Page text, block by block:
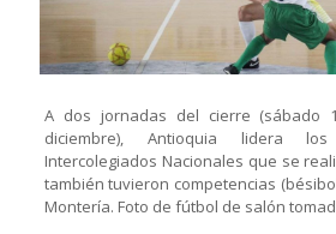
A dos jornadas del cierre (sábado
diciembre), Antioquia lidera
Intercolegiados Nacionales que se
también tuvieron competencias
Montería. Foto de fútbol de salón